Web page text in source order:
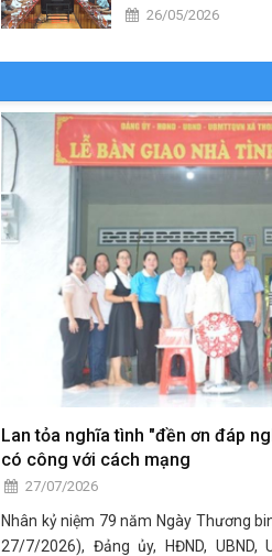
26/05/2026
Lan tỏa nghĩa tình "đền ơn đáp
có công với cách mạng
27/07/2026
Nhân kỷ niệm 79 năm Ngày Thương
27/7/2026), Đảng ủy, HĐND, UBND,